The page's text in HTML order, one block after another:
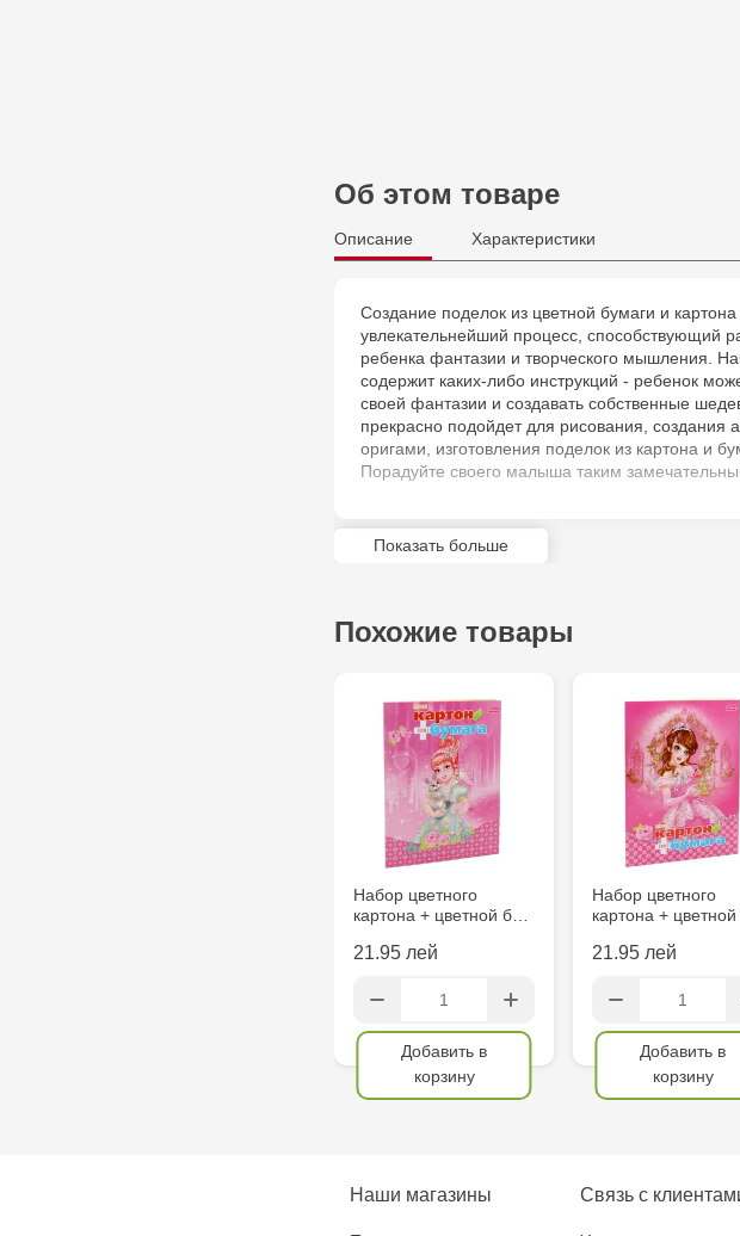
Об этом товаре
Описание Характеристики
Создание поделок из цветной бумаги и картона
увлекательнейший процесс, способствующий
ребенка фантазии и творческого мышления.
содержит каких-либо инструкций - ребенок
своей фантазии и создавать собственные
прекрасно подойдет для рисования, создания
оригами, изготовления поделок из картона и
Порадуйте своего малыша таким
Показать больше
Похожие товары
Набор цветного
картона + цветной б…
21.95 лей
Добавить в
корзину
Набор цветного
картона + цветной
21.95 лей
Добавить в
корзину
Наши магазины Связь с